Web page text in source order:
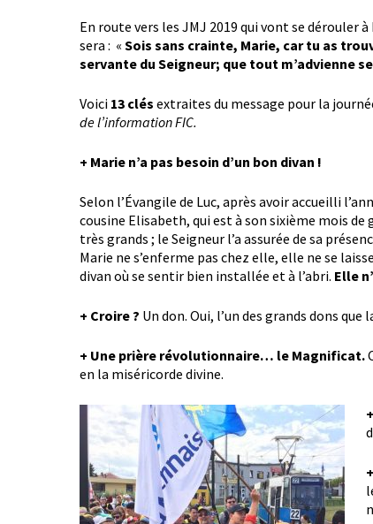
En route vers les JMJ 2019 qui vont se dérouler
sera : « Sois sans crainte, Marie, car tu as
servante du Seigneur; que tout m’advienne
Voici 13 clés extraites du message pour la
de l’information FIC.
+ Marie n’a pas besoin d’un bon divan !
Selon l’Évangile de Luc, après avoir accueilli
cousine Elisabeth, qui est à son sixième mois de
très grands ; le Seigneur l’a assurée de sa
Marie ne s’enferme pas chez elle, elle ne se
divan où se sentir bien installée et à l’abri. Elle
+ Croire ? Un don. Oui, l’un des grands dons
+ Une prière révolutionnaire… le Magnificat.
en la miséricorde divine.